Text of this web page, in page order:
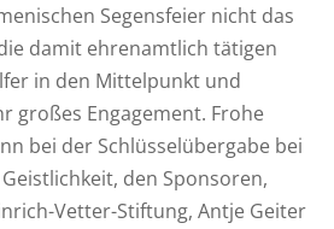
Segensfeier nicht das
damit ehrenamtlich tätigen
in den Mittelpunkt und
großes Engagement. Frohe
bei der Schlüsselübergabe bei
den Sponsoren,
Vetter-Stiftung, Antje Geiter